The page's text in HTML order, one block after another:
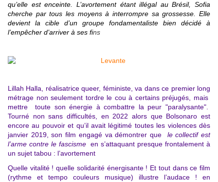
qu’elle est enceinte. L’avortement étant illégal au Brésil, Sofia
cherche par tous les moyens à interrompre sa grossesse. Elle
devient la cible d’un groupe fondamentaliste bien décidé à
l’empêcher d’arriver à ses fins
Lillah Halla, réalisatrice queer, féministe, va dans ce premier long
métrage non seulement tordre le cou à certains préjugés, mais
mettre toute son énergie à combattre la peur "paralysante".
Tourné non sans difficultés, en 2022 alors que Bolsonaro est
encore au pouvoir et qu’il avait légitimé toutes les violences dès
janvier 2019, son film engagé va démontrer que
le collectif est
l’arme contre le fascisme en s’attaquant presque frontalement à
un sujet tabou : l’avortement
Quelle vitalité ! quelle solidarité énergisante ! Et tout dans ce film
(rythme et tempo couleurs musique) illustre l’audace ! en